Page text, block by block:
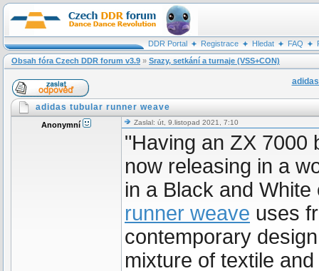
DDR Portal Registrace Hledat FAQ
Obsah fóra Czech DDR forum v3.9 » Srazy, setkání a turnaje (VSS+CON)
adidas tubular runner weave
Anonymní Zaslal: út, 9.listopad 2021, 7:10
"Having an ZX 7000
now releasing in a
in a Black and
runner weave uses
contemporary
mixture of textile